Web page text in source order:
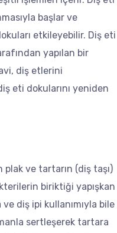
başlar ve
etkileyebilir. Diş eti
yapılan bir
diş etlerini
eti dokularını yeniden
ve tartarın (diş taşı)
biriktiği yapışkan
diş ipi kullanımıyla bile
sertleşerek tartara